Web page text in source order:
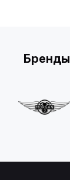
Бренды